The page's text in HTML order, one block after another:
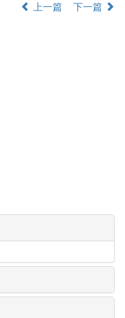
上一篇 下一篇